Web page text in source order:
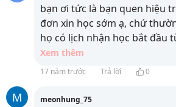
bạn ơi tức là bạn quen hiệu
đơn xin học sớm ạ, chứ
họ có lịch nhận học bắt đầu
Xem thêm
17 năm trước Trả lời 0
M meonhung_75